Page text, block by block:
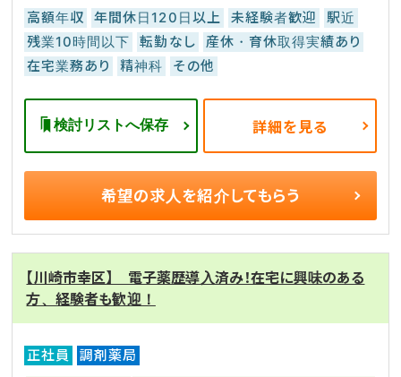
高額年収 年間休日120日以上 未経験者歓迎
駅近
残業10時間以下
転勤なし
産休・育休取得実績あり
在宅業務あり
精神科 その他
検討リストへ保存 詳細を見る
希望の求人を紹介してもらう
【川崎市幸区】 電子薬歴導入済み！在宅に興味のある
方、経験者も歓迎！
正社員 調剤薬局